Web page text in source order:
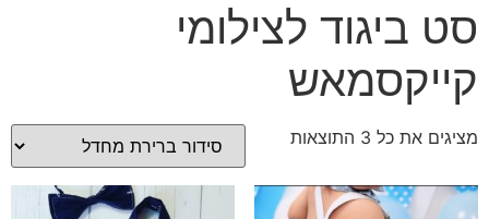
סט ביגוד לצילומי
קייקסמאש
מציגים את כל ⁦3⁩ התוצאות